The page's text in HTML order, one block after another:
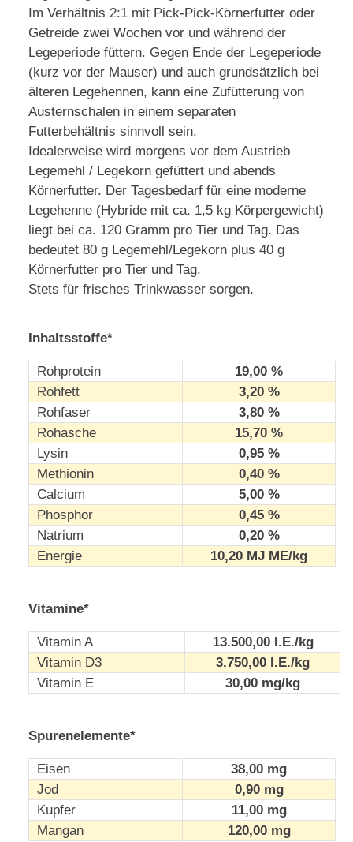
Im Verhältnis 2:1 mit Pick-Pick-Körnerfutter oder
Getreide zwei Wochen vor und während der
Legeperiode füttern. Gegen Ende der Legeperiode
(kurz vor der Mauser) und auch grundsätzlich bei
älteren Legehennen, kann eine Zufütterung von
Austernschalen in einem separaten
Futterbehältnis sinnvoll sein.
Idealerweise wird morgens vor dem Austrieb
Legemehl / Legekorn gefüttert und abends
Körnerfutter. Der Tagesbedarf für eine moderne
Legehenne (Hybride mit ca. 1,5 kg Körpergewicht)
liegt bei ca. 120 Gramm pro Tier und Tag. Das
bedeutet 80 g Legemehl/Legekorn plus 40 g
Körnerfutter pro Tier und Tag.
Stets für frisches Trinkwasser sorgen.
Inhaltsstoffe*
Rohprotein
19,00 %
Rohfett
3,20 %
Rohfaser
3,80 %
Rohasche
15,70 %
Lysin
0,95 %
Methionin
0,40 %
Calcium
5,00 %
Phosphor
0,45 %
Natrium
0,20 %
Energie
10,20 MJ ME/kg
Vitamine*
Vitamin A
13.500,00 I.E./kg
Vitamin D3
3.750,00 I.E./kg
Vitamin E
30,00 mg/kg
Spurenelemente*
Eisen
38,00 mg
Jod
0,90 mg
Kupfer
11,00 mg
Mangan
120,00 mg